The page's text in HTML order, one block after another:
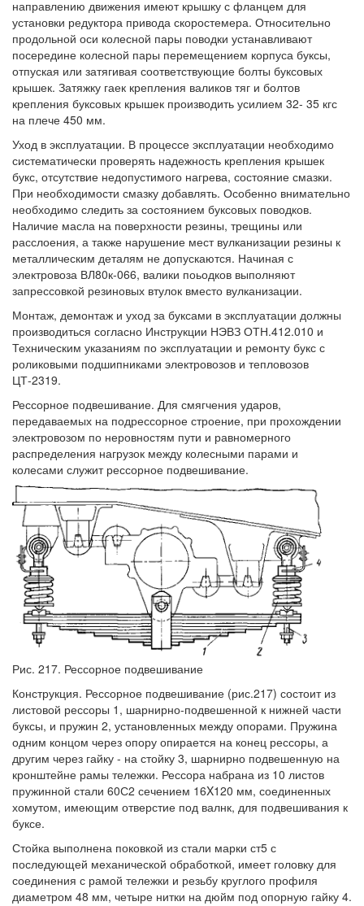
направлению движения имеют крышку с фланцем для
установки редуктора привода скоростемера. Относительно
продольной оси колесной пары поводки устанавливают
посередине колесной пары перемещением корпуса буксы,
отпуская или затягивая соответствующие болты буксовых
крышек. Затяжку гаек крепления валиков тяг и болтов
крепления буксовых крышек производить усилием 32- 35 кгс
на плече 450 мм.
Уход в эксплуатации. В процессе эксплуатации необходимо
систематически проверять надежность крепления крышек
букс, отсутствие недопустимого нагрева, состояние смазки.
При необходимости смазку добавлять. Особенно внимательно
необходимо следить за состоянием буксовых поводков.
Наличие масла на поверхности резины, трещины или
расслоения, а также нарушение мест вулканизации резины к
металлическим деталям не допускаются. Начиная с
электровоза ВЛ80к-066, валики поьодков выполняют
запрессовкой резиновых втулок вместо вулканизации.
Монтаж, демонтаж и уход за буксами в эксплуатации должны
производиться согласно Инструкции НЭВЗ ОТН.412.010 и
Техническим указаниям по эксплуатации и ремонту букс с
роликовыми подшипниками электровозов и тепловозов
ЦТ-2319.
Рессорное подвешивание. Для смягчения ударов,
передаваемых на подрессорное строение, при прохождении
электровозом по неровностям пути и равномерного
распределения нагрузок между колесными парами и
колесами служит рессорное подвешивание.
Рис. 217. Рессорное подвешивание
Конструкция. Рессорное подвешивание (рис.217) состоит из
листовой рессоры 1, шарнирно-подвешенной к нижней части
буксы, и пружин 2, установленных между опорами. Пружина
одним концом через опору опирается на конец рессоры, а
другим через гайку - на стойку 3, шарнирно подвешенную на
кронштейне рамы тележки. Рессора набрана из 10 листов
пружинной стали 60С2 сечением 16X120 мм, соединенных
хомутом, имеющим отверстие под валнк, для подвешивания к
буксе.
Стойка выполнена поковкой из стали марки ст5 с
последующей механической обработкой, имеет головку для
соединения с рамой тележки и резьбу круглого профиля
диаметром 48 мм, четыре нитки на дюйм под опорную гайку 4.